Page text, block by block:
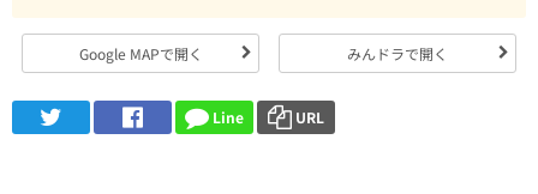
Google MAPで開く みんドラで開く
Line URL